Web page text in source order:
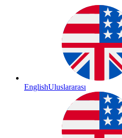
EnglishUluslararası